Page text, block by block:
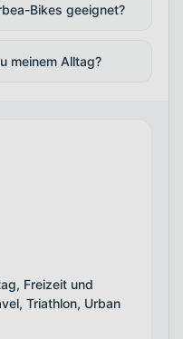
Bikes geeignet?
meinem Alltag?
Freizeit und
Triathlon, Urban